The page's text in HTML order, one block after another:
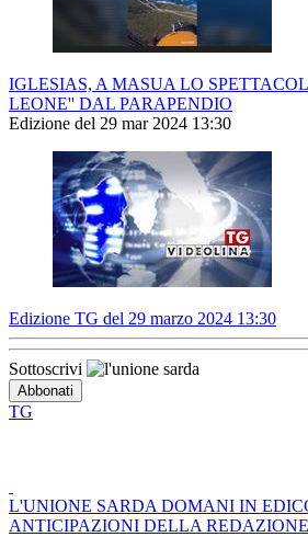
IGLESIAS, A MASUA LO
LEONE'' DAL PARAPENDIO
Edizione del 29 mar 2024 13:30
Edizione TG del 29 marzo 2024 13:30
Sottoscrivi
TG
L'UNIONE SARDA DOMANI IN
ANTICIPAZIONI DELLA REDAZIONE